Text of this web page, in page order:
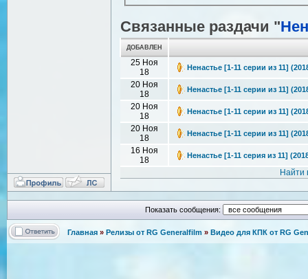
Связанные раздачи "
ДОБАВЛЕН
25 Ноя
18
Ненастье [1-11 серии из 11]
20 Ноя
18
Ненастье [1-11 серии из 11]
20 Ноя
18
Ненастье [1-11 серии из 11]
20 Ноя
18
Ненастье [1-11 серии из 11]
16 Ноя
18
Ненастье [1-11 серия из 11]
Найти
Показать сообщения:
Главная » Релизы от RG Generalfilm » Видео для КПК от RG